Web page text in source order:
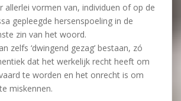
allerlei vormen van, individuen of op de
gepleegde hersenspoeling in de
zin van het woord.
zelfs ‘dwingend gezag’ bestaan, zó
dat het werkelijk recht heeft om
te worden en het onrecht is om
miskennen.